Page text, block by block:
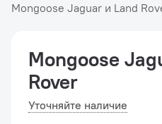
Mongoose Jaguar и Land
Mongoose
Rover
Уточняйте наличие